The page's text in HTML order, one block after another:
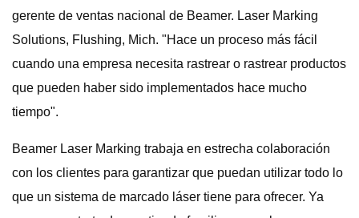
gerente de ventas nacional de Beamer. Laser Marking
Solutions, Flushing, Mich. "Hace un proceso más fácil
cuando una empresa necesita rastrear o rastrear productos
que pueden haber sido implementados hace mucho
tiempo".
Beamer Laser Marking trabaja en estrecha colaboración
con los clientes para garantizar que puedan utilizar todo lo
que un sistema de marcado láser tiene para ofrecer. Ya